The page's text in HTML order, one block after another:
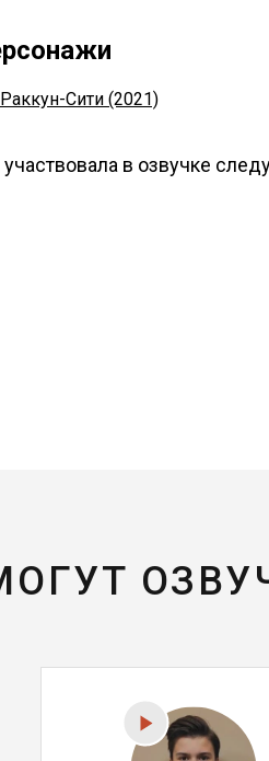
Сити (2021)
в озвучке